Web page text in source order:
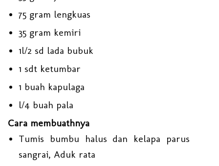
75 gram lengkuas
35 gram kemiri
1l/2 sd lada bubuk
1 sdt ketumbar
1 buah kapulaga
l/4 buah pala
Cara membuathnya
Tumis bumbu halus dan kelapa parus
sangrai, Aduk rata